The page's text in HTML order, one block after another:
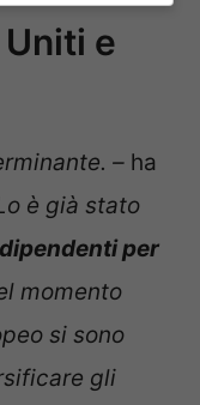
e
– ha
è già stato
per
momento
si sono
gli